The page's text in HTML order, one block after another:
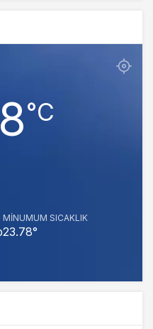
‎°C
MINUMUM SICAKLIK
23.78°